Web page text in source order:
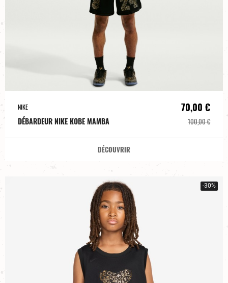
NIKE
DÉBARDEUR NIKE KOBE MAMBA
70,00 €
100,00 €
DÉCOUVRIR
-30%